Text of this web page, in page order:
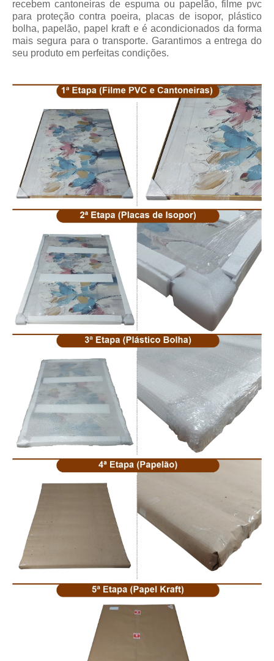
recebem cantoneiras de espuma ou papelão, filme pvc
para proteção contra poeira, placas de isopor, plástico
bolha, papelão, papel kraft e é acondicionados da forma
mais segura para o transporte. Garantimos a entrega do
seu produto em perfeitas condições.